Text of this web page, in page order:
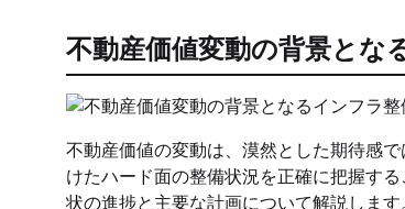
不動産価値変動の背景とな
不動産価値の変動は、漠然とした期待感
けたハード面の整備状況を正確に把握す
状の進捗と主要な計画について解説します